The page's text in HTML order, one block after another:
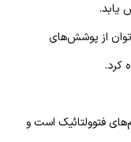
یابد.
از پوشش‌های
کرد.
فتوولتائیک است و